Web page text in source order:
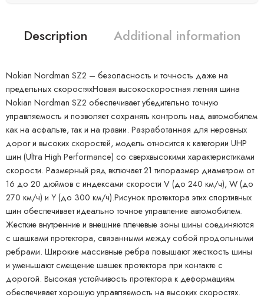
Description Additional information
Nokian Nordman SZ2 – безопасность и точность даже на
предельных скоростяхНовая высокоскоростная летняя шина
Nokian Nordman SZ2 обеспечивает убедительно точную
управляемость и позволяет сохранять контроль над автомобилем
как на асфальте, так и на гравии. Разработанная для неровных
дорог и высоких скоростей, модель относится к категории UHP
шин (Ultra High Performance) со сверхвысокими характеристиками
скорости. Размерный ряд включает 21 типоразмер диаметром от
16 до 20 дюймов с индексами скорости V (до 240 км/ч), W (до
270 км/ч) и Y (до 300 км/ч).Рисунок протектора этих спортивных
шин обеспечивает идеально точное управление автомобилем.
Жесткие внутренние и внешние плечевые зоны шины соединяются
с шашками протектора, связанными между собой продольными
ребрами. Широкие массивные ребра повышают жесткость шины
и уменьшают смещение шашек протектора при контакте с
дорогой. Высокая устойчивость протектора к деформациям
обеспечивает хорошую управляемость на высоких скоростях.